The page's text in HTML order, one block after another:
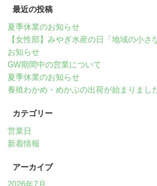
最近の投稿
夏季休業のお知らせ
【女性部】みやぎ水産の日「地域の小さ
お知らせ
GW期間中の営業について
夏季休業のお知らせ
養殖わかめ・めかぶの出荷が始まりまし
カテゴリー
営業日
新着情報
アーカイブ